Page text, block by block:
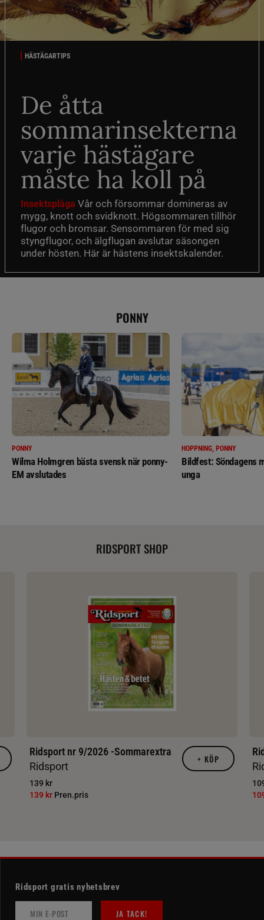
HÄSTÄGARTIPS
De åtta
sommarinsekterna
varje hästägare
måste ha koll på
Insektsplåga Vår och försommar domineras av
mygg, knott och svidknott. Högsommaren tillhör
flugor och bromsar. Sensommaren för med sig
styngflugor, och älgflugan avslutar säsongen
under hösten. Här är hästens insektskalender.
PONNY
PONNY
Wilma Holmgren bästa svensk när ponny-
EM avslutades
HOPPNING, PONNY
Bildfest: Söndagens
unga
RIDSPORT SHOP
Ridsport nr 9/2026 -Sommarextra
Ridsport
139 kr
139 kr Pren.pris
+ KÖP
Ridsport gratis nyhetsbrev
JA TACK!